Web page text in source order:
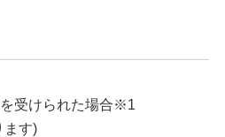
受けられた場合※1
ます)